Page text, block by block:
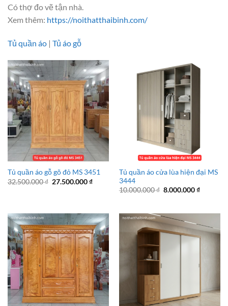
Có thợ đo vẽ tận nhà.
Xem thêm: https://noithatthaibinh.com/
Tủ quần áo | Tủ áo gỗ
Tủ quần áo gỗ gõ đỏ MS 3451
32.500.000₫ Giá
27.500.000₫Giá
Tủ quần áo cửa lùa hiện đại MS
3444
10.000.000₫ Giá
8.000.000₫Giá